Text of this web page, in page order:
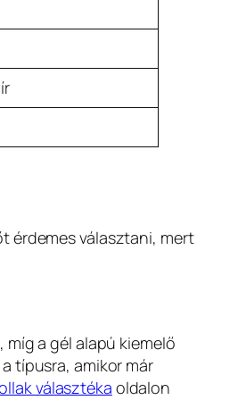
érdemes választani, mert
a gél alapú kiemelő
típusra, amikor már
választéka oldalon